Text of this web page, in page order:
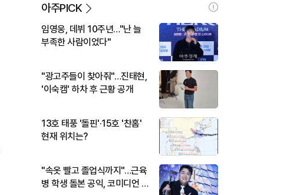
아주PICK
임영웅, 데뷔 10주년…"난 늘
부족한 사람이었다"
"광고주들이 찾아줘"…진태현,
'이숙캠' 하차 후 근황 공개
13호 태풍 '돌핀'·15호 '찬홈'
현재 위치는?
"속옷 빨고 졸업식까지"…근육
병 학생 돌본 공익, 코미디언 김